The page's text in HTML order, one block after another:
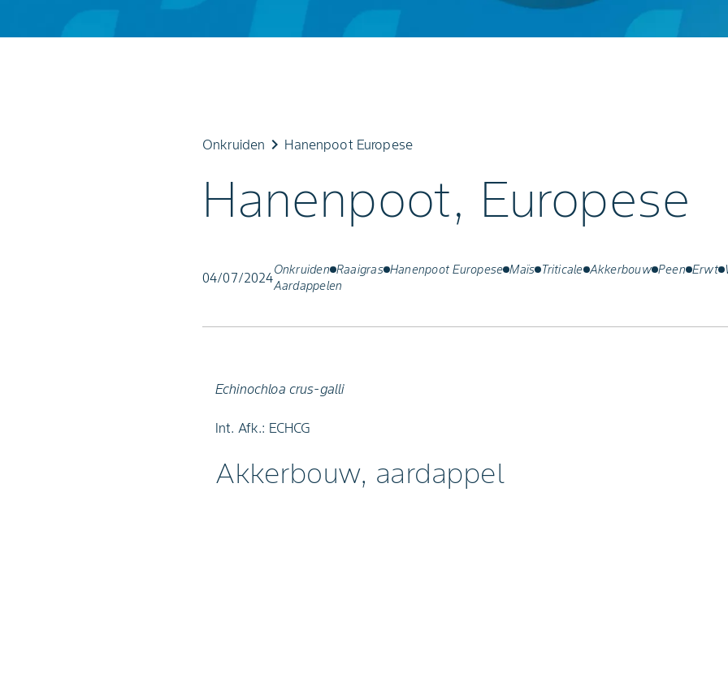
Onkruiden keyboard_arrow_right Hanenpoot Europese
Hanenpoot, Europese
04/07/2024Onkruiden Raaigras Hanenpoot Europese Maïs Triticale Akkerbouw Peen Erwt
Aardappelen
Echinochloa crus-galli
Int. Afk.: ECHCG
Akkerbouw, aardappel